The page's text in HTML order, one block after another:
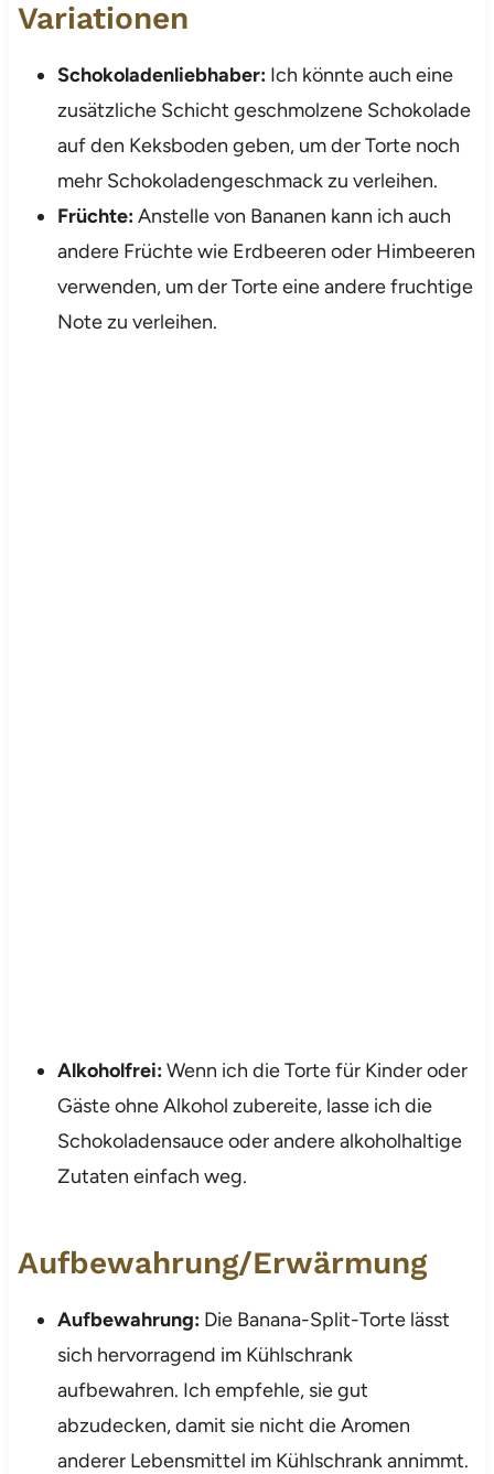
Variationen
Schokoladenliebhaber:Ich könnte auch eine
zusätzliche Schicht geschmolzene Schokolade
auf den Keksboden geben, um der Torte noch
mehr Schokoladengeschmack zu verleihen.
Früchte:Anstelle von Bananen kann ich auch
andere Früchte wie Erdbeeren oder Himbeeren
verwenden, um der Torte eine andere fruchtige
Note zu verleihen.
Alkoholfrei:Wenn ich die Torte für Kinder oder
Gäste ohne Alkohol zubereite, lasse ich die
Schokoladensauce oder andere alkoholhaltige
Zutaten einfach weg.
Aufbewahrung/Erwärmung
Aufbewahrung:Die Banana-Split-Torte lässt
sich hervorragend im Kühlschrank
aufbewahren. Ich empfehle, sie gut
abzudecken, damit sie nicht die Aromen
anderer Lebensmittel im Kühlschrank annimmt.